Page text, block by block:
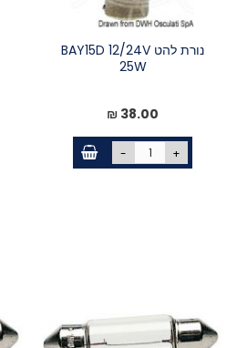
נורת להט BAY15D 12/24V
25W
38.00 ₪
- +